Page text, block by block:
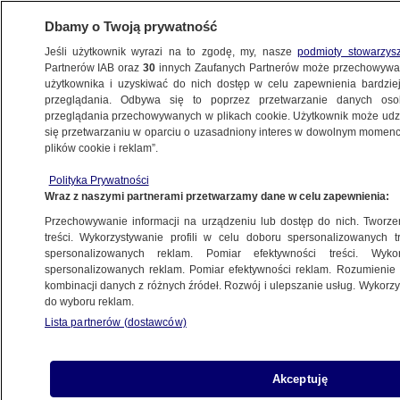
PROGRAMY
molestowane przez Skrzypczyńskiego
22.11.2022, 22:37
Udostępnij
Dbamy o Twoją prywatność
Jeśli użytkownik wyrazi na to zgodę, my, naszepodmioty
Partnerów IAB oraz30 innych Zaufanych Partnerów może
użytkownika i uzyskiwać do nich dostęp w celu zapewnienia
przeglądania. Odbywa się to poprzez przetwarzanie danych
przeglądania przechowywanych w plikach cookie. Użytkownik może
się przetwarzaniu w oparciu o uzasadniony interes w dowolnym
plików cookie i reklam”.
Polityka Prywatności
Wraz z naszymi partnerami przetwarzamy dane w celu zapewnienia:
Przechowywanie informacji na urządzeniu lub dostęp do nich.
treści. Wykorzystywanie profili w celu doboru spersonalizowanych
spersonalizowanych reklam. Pomiar efektywności treści.
spersonalizowanych reklam. Pomiar efektywności reklam.
kombinacji danych z różnych źródeł. Rozwój i ulepszanie usług.
do wyboru reklam.
Lista partnerów (dostawców)
Akceptuję